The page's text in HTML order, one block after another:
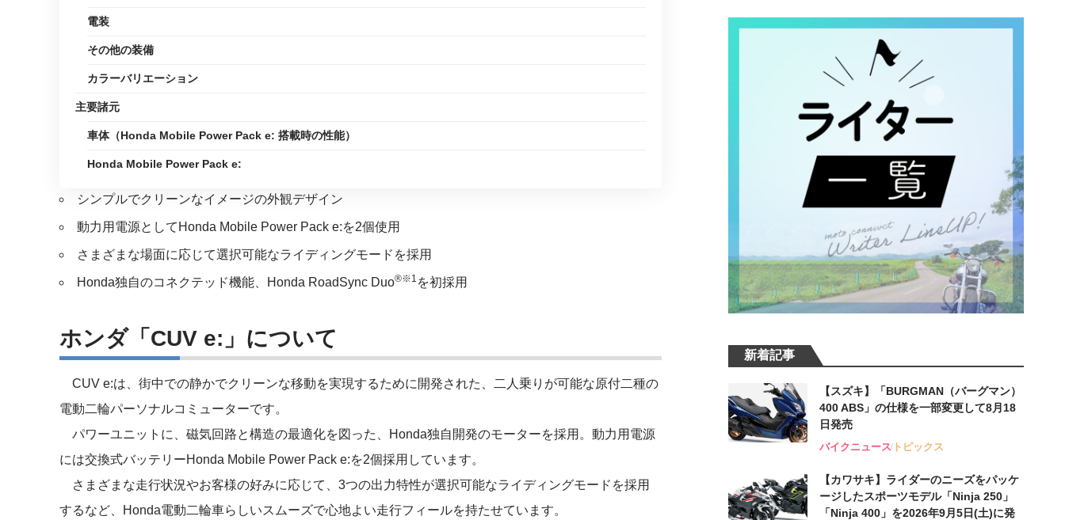
電装
その他の装備
カラーバリエーション
主要諸元
車体（Honda Mobile Power Pack e: 搭載時の性能）
Honda Mobile Power Pack e:
シンプルでクリーンなイメージの外観デザイン
動力用電源としてHonda Mobile Power Pack e:を2個使用
さまざまな場面に応じて選択可能なライディングモードを採用
Honda独自のコネクテッド機能、Honda RoadSync Duo®※1 を初採用
ホンダ「CUV e:」について
CUV e:は、街中での静かでクリーンな移動を実現するために開発された、二人乗りが可能な原付二種の
電動二輪パーソナルコミューターです。
パワーユニットに、磁気回路と構造の最適化を図った、Honda独自開発のモーターを採用。動力用電源
には交換式バッテリーHonda Mobile Power Pack e:を2個採用しています。
さまざまな走行状況やお客様の好みに応じて、3つの出力特性が選択可能なライディングモードを採用
するなど、Honda電動二輪車らしいスムーズで心地よい走行フィールを持たせています。
新着記事
【スズキ】「BURGMAN（バーグマン）
400 ABS」の仕様を一部変更して8月18
日発売
バイクニューストピックス
【カワサキ】ライダーのニーズをパッケ
ージしたスポーツモデル「Ninja 250」
「Ninja 400」を2026年9月5日(土)に発